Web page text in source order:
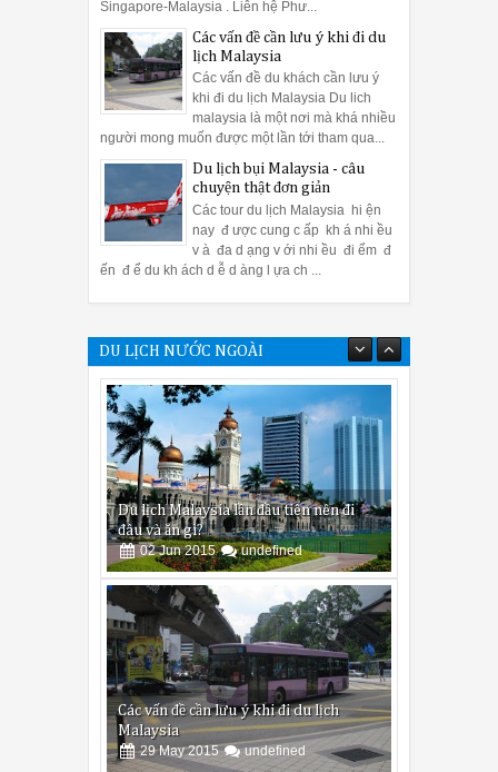
Singapore-Malaysia . Liên hệ Phư...
Các vấn đề cần lưu ý khi đi du
lịch Malaysia
Các vấn đề du khách cần lưu ý
khi đi du lịch Malaysia Du lich
malaysia là một nơi mà khá nhiều
người mong muốn được một lần tới tham qua...
Du lịch bụi Malaysia - câu
chuyện thật đơn giản
Các tour du lịch Malaysia hi ện
nay đ ược cung c ấp kh á nhi ều
v à đa d ạng v ới nhi ều đi ểm đ
ến đ ể du kh ách d ễ d àng l ựa ch ...
DU LỊCH NƯỚC NGOÀI
Du lịch Malaysia lần đầu tiên nên đi
đâu và ăn gì?
02 Jun 2015 undefined
Các vấn đề cần lưu ý khi đi du lịch
Malaysia
29 May 2015 undefined